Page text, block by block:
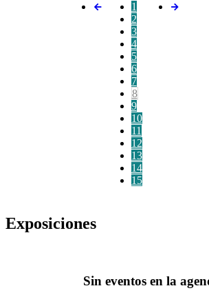
1
2
3
4
5
6
7
8
9
10
11
12
13
14
15
Exposiciones
Sin eventos en la